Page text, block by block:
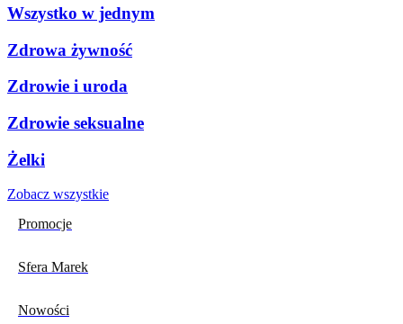
Wszystko w jednym
Zdrowa żywność
Zdrowie i uroda
Zdrowie seksualne
Żelki
Zobacz wszystkie
Promocje
Sfera Marek
Nowości